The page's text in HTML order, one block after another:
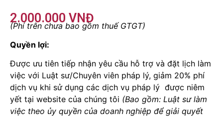
2.000.000 VNĐ
(Phí trên chưa bao gồm thuế GTGT)
Quyền lợi:
Được ưu tiên tiếp nhận yêu cầu hỗ trợ và đặt lịch làm
việc với Luật sư/Chuyên viên pháp lý, giảm 20% phí
dịch vụ khi sử dụng các dịch vụ pháp lý được niêm
yết tại website của chúng tôi (Bao gồm: Luật sư làm
việc theo ủy quyền của doanh nghiệp để giải quyết